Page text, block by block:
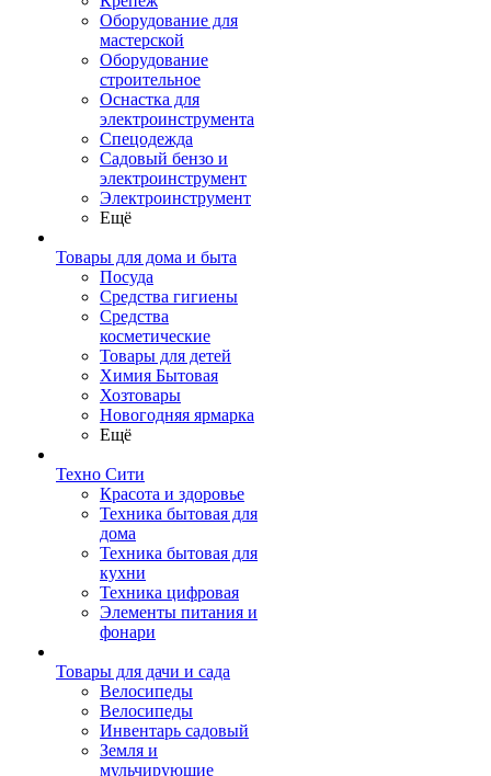
Оборудование для
мастерской
Оборудование
строительное
Оснастка для
электроинструмента
Спецодежда
Садовый бензо и
электроинструмент
Электроинструмент
Ещё
Товары для дома и быта
Посуда
Средства гигиены
Средства
косметические
Товары для детей
Химия Бытовая
Хозтовары
Новогодняя ярмарка
Ещё
Техно Сити
Красота и здоровье
Техника бытовая для
дома
Техника бытовая для
кухни
Техника цифровая
Элементы питания и
фонари
Товары для дачи и сада
Велосипеды
Велосипеды
Инвентарь садовый
Земля и
мульчирующие